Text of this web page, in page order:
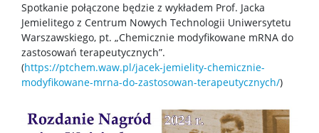
Doktoranci
Szkoła Doktorska Nauk Ścisłych i Przyrodniczych
Archiwum
Spotkanie połączone będzie z wykładem Prof. Jacka
Jemielitego z Centrum Nowych Technologii Uniwersytetu
Warszawskiego, pt. „Chemicznie modyfikowane mRNA do
zastosowań terapeutycznych”.
(https://ptchem.waw.pl/jacek-jemielity-chemicznie-
modyfikowane-mrna-do-zastosowan-terapeutycznych/)